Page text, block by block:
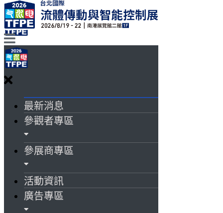
最新消息
參觀者專區
參展商專區
活動資訊
廣告專區